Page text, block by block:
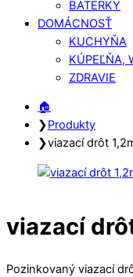
BATERKY
DOMÁCNOSŤ
KUCHYŇA
KÚPEĽŇA,
ZDRAVIE
Close
Menu
Close
Cart
🏠︎
❯Produkty
❯viazací drôt
viazací
Pozinkovaný viazací